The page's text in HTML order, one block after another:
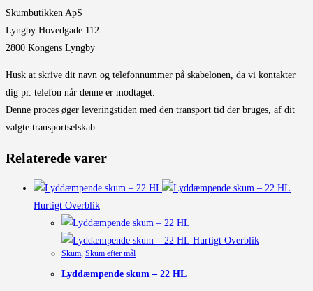
Skumbutikken ApS
Lyngby Hovedgade 112
2800 Kongens Lyngby
Husk at skrive dit navn og telefonnummer på skabelonen, da vi kontakter
dig pr. telefon når denne er modtaget.
Denne proces øger leveringstiden med den transport tid der bruges, af dit
valgte transportselskab.
Relaterede varer
Hurtigt Overblik
Hurtigt Overblik
Skum Skum efter mål
Lyddæmpende skum – 22 HL